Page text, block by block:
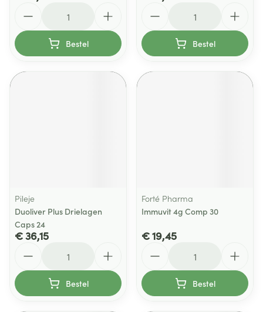
Bestel Bestel
Pileje
Duoliver Plus Drielagen
Caps 24
€ 36,15
Bestel
Forté Pharma
Immuvit 4g Comp 30
€ 19,45
Bestel